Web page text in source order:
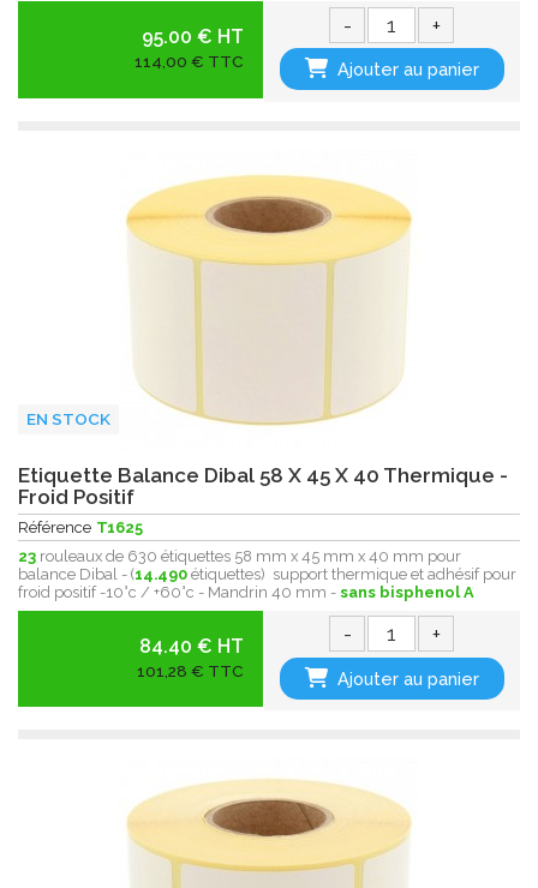
95.00 € HT
114,00 € TTC
- +
Ajouter au panier
EN STOCK
Etiquette Balance Dibal 58 X 45 X 40 Thermique -
Froid Positif
Référence T1625
23 rouleaux de 630 étiquettes 58 mm x 45 mm x 40 mm pour
balance Dibal - (14.490 étiquettes) support thermique et adhésif pour
froid positif -10°c / +60°c - Mandrin 40 mm - sans bisphenol A
84.40 € HT
101,28 € TTC
- +
Ajouter au panier